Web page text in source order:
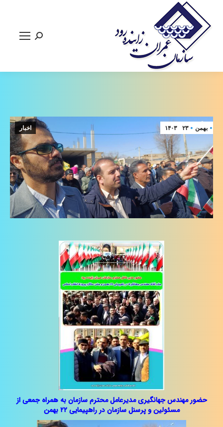
جستجو:
بهمن ۲۳ ۱۴۰۳ اخبار
حضور مهندس جهانگیری مدیرعامل محترم سازمان به همراه جمعی از
مسئولین و پرسنل سازمان در راهپیمایی ۲۲ بهمن